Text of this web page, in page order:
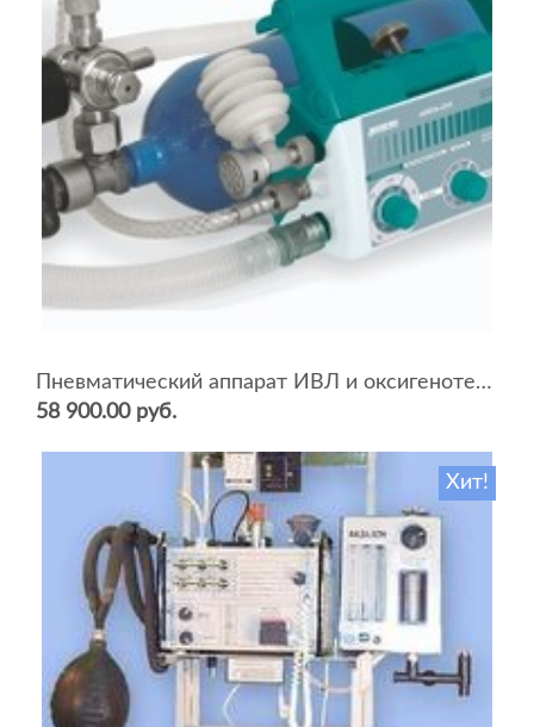
Пневматический аппарат ИВЛ и оксигенотерапии портативный АИВЛп-2/20-«ТМТ»
58 900.00 руб.
Хит!